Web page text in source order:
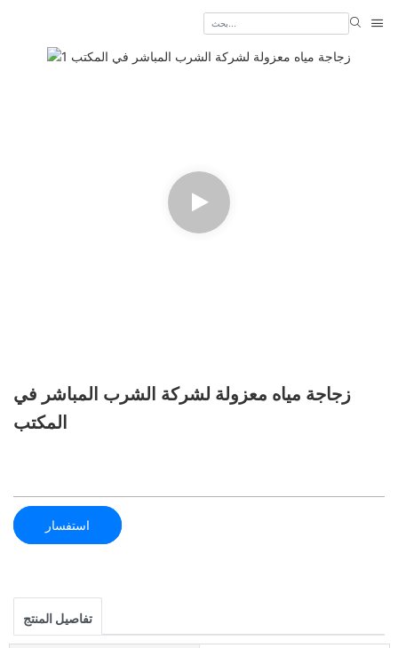
زجاجة مياه معزولة لشركة الشرب المباشر في
المكتب
استفسار
تفاصيل المنتج